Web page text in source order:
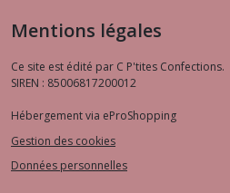
Mentions légales
Ce site est édité par C P'tites Confections.
SIREN : 85006817200012
Hébergement via eProShopping
Gestion des cookies
Données personnelles